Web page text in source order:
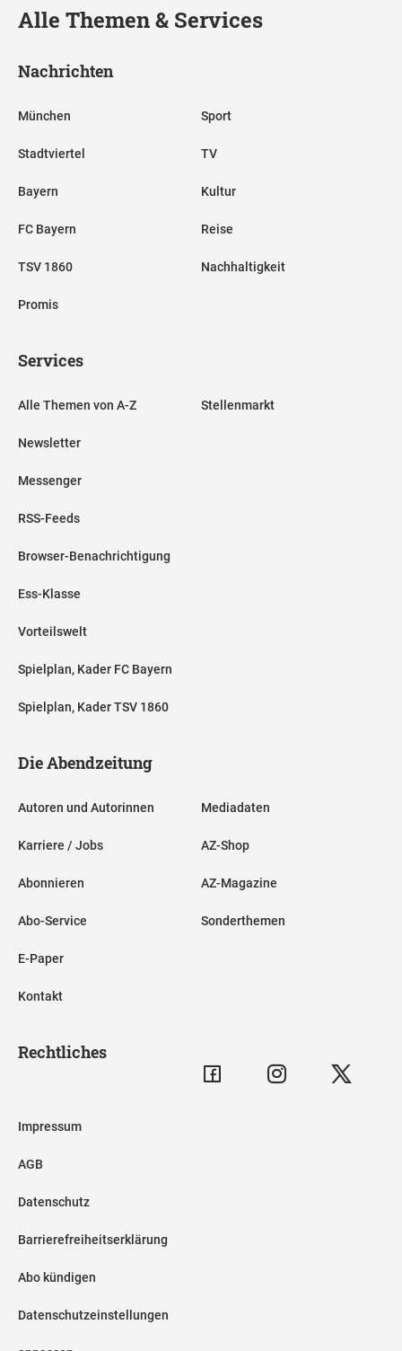
Alle Themen & Services
Nachrichten
München
Stadtviertel
Bayern
FC Bayern
TSV 1860
Promis
Sport
TV
Kultur
Reise
Nachhaltigkeit
Services
Alle Themen von A-Z
Newsletter
Messenger
RSS-Feeds
Browser-Benachrichtigung
Ess-Klasse
Vorteilswelt
Spielplan, Kader FC Bayern
Spielplan, Kader TSV 1860
Stellenmarkt
Die Abendzeitung
Autoren und Autorinnen
Karriere / Jobs
Abonnieren
Abo-Service
E-Paper
Kontakt
Mediadaten
AZ-Shop
AZ-Magazine
Sonderthemen
Rechtliches
Impressum
AGB
Datenschutz
Barrierefreiheitserklärung
Abo kündigen
Datenschutzeinstellungen